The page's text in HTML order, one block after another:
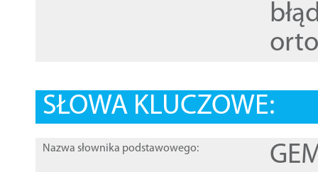
SŁOWA KLUCZOWE:
Nazwa słownika podstawowego: